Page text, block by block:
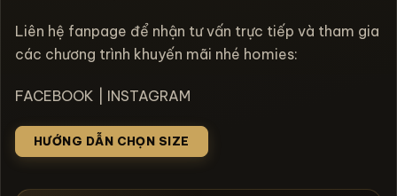
Liên hệ fanpage để nhận tư vấn trực tiếp và tham gia
các chương trình khuyến mãi nhé homies:
FACEBOOK INSTAGRAM
HƯỚNG DẪN CHỌN SIZE